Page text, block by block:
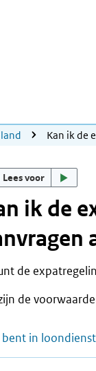
Kan ik de
Lees voor
ik de
de
de
bent in